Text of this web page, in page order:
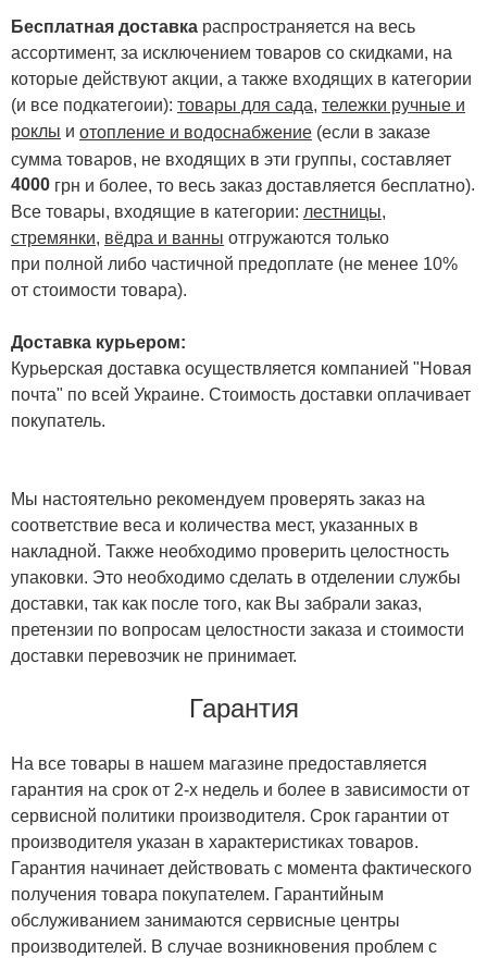
Бесплатная доставка распространяется на весь
ассортимент, за исключением товаров со скидками, на
которые действуют акции, а также входящих в категории
(и все подкатегоии): товары для сада, тележки ручные и
роклы и отопление и водоснабжение (если в заказе
сумма товаров, не входящих в эти группы, составляет
4000 грн и более, то весь заказ доставляется бесплатно).
Все товары, входящие в категории: лестницы,
стремянки, вёдра и ванны отгружаются только
при полной либо частичной предоплате (не менее 10%
от стоимости товара).
Доставка курьером:
Курьерская доставка осуществляется компанией "Новая
почта" по всей Украине. Стоимость доставки оплачивает
покупатель.
Мы настоятельно рекомендуем проверять заказ на
соответствие веса и количества мест, указанных в
накладной. Также необходимо проверить целостность
упаковки. Это необходимо сделать в отделении службы
доставки, так как после того, как Вы забрали заказ,
претензии по вопросам целостности заказа и стоимости
доставки перевозчик не принимает.
Гарантия
На все товары в нашем магазине предоставляется
гарантия на срок от 2-х недель и более в зависимости от
сервисной политики производителя. Срок гарантии от
производителя указан в характеристиках товаров.
Гарантия начинает действовать с момента фактического
получения товара покупателем. Гарантийным
обслуживанием занимаются сервисные центры
производителей. В случае возникновения проблем с